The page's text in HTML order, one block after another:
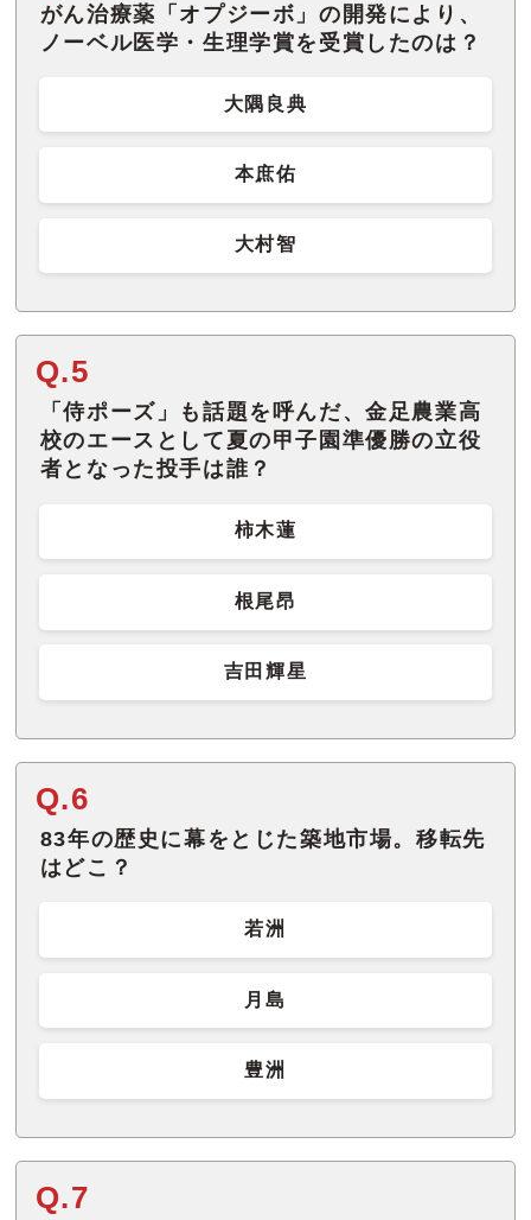
がん治療薬「オプジーボ」の開発により、
ノーベル医学・生理学賞を受賞したのは？
大隅良典
本庶佑
大村智
Q.5
「侍ポーズ」も話題を呼んだ、金足農業高
校のエースとして夏の甲子園準優勝の立役
者となった投手は誰？
柿木蓮
根尾昂
吉田輝星
Q.6
83年の歴史に幕をとじた築地市場。移転先
はどこ？
若洲
月島
豊洲
Q.7